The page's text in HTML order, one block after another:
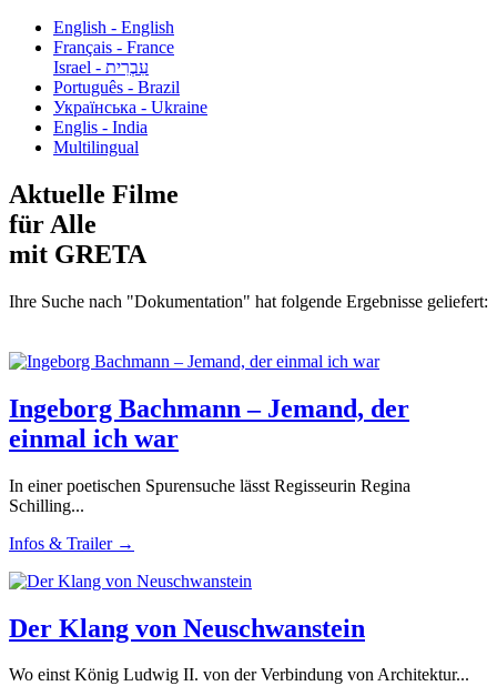
English - English
Français - France
עִבְרִית - Israel
Português - Brazil
Українська - Ukraine
Englis - India
Multilingual
Aktuelle Filme
für Alle
mit GRETA
Ihre Suche nach "Dokumentation" hat folgende Ergebnisse geliefert:
Ingeborg Bachmann – Jemand, der
einmal ich war
In einer poetischen Spurensuche lässt Regisseurin Regina
Schilling...
Infos & Trailer →
Der Klang von Neuschwanstein
Wo einst König Ludwig II. von der Verbindung von Architektur...